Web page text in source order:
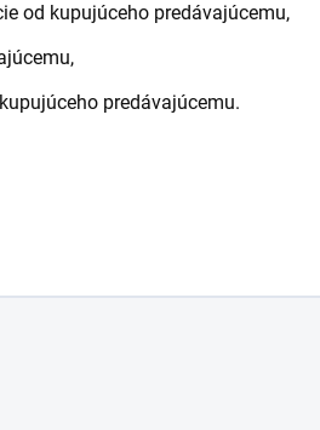
od kupujúceho predávajúcemu,
predávajúcemu.